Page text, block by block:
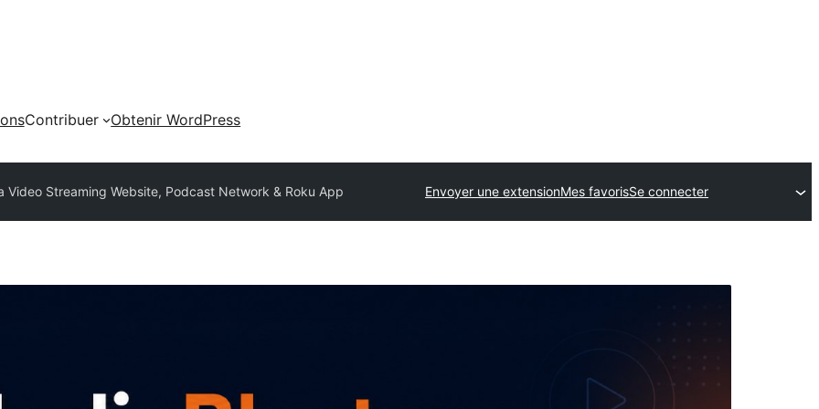
Contribuer
Obtenir WordPress
Video Streaming Website, Podcast Network & Roku App Envoyer une extensionMes favorisSe connecter